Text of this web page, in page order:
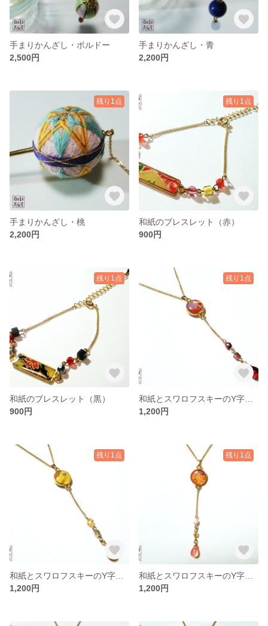
手まりかんざし・ボルドー
2,500円
手まりかんざし・青
2,200円
残り1点
手まりかんざし・桃
2,200円
残り1点
和紙のブレスレット（赤）
900円
残り1点
和紙のブレスレット（黒）
900円
残り1点
1,200円
残り1点
1,200円
残り1点
1,200円